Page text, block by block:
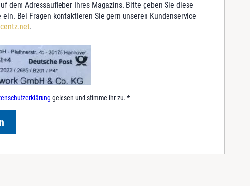
dem Adressaufleber Ihres Magazins. Bitte geben Sie diese
ein. Bei Fragen kontaktieren Sie gern unseren Kundenservice
.
gelesen und stimme ihr zu. *